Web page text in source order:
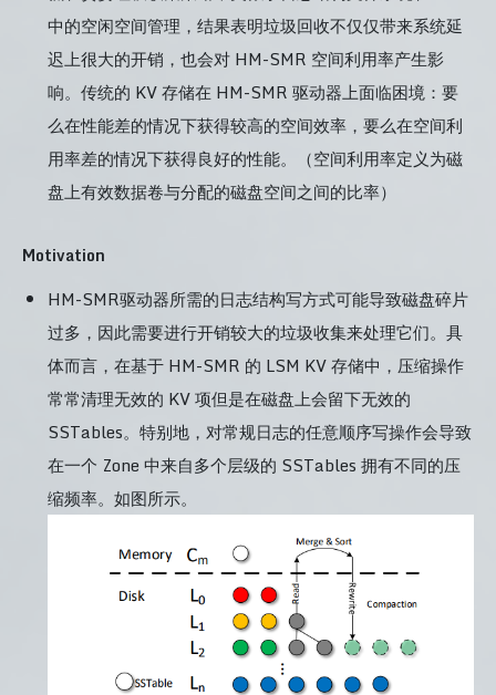
中的空闲空间管理，结果表明垃圾回收不仅仅带来系统延
迟上很大的开销，也会对 HM-SMR 空间利用率产生影
响。传统的 KV 存储在 HM-SMR 驱动器上面临困境：要
么在性能差的情况下获得较高的空间效率，要么在空间利
用率差的情况下获得良好的性能。（空间利用率定义为磁
盘上有效数据卷与分配的磁盘空间之间的比率）
Motivation
HM-SMR驱动器所需的日志结构写方式可能导致磁盘碎片
过多，因此需要进行开销较大的垃圾收集来处理它们。具
体而言，在基于 HM-SMR 的 LSM KV 存储中，压缩操作
常常清理无效的 KV 项但是在磁盘上会留下无效的
SSTables。特别地，对常规日志的任意顺序写操作会导致
在一个 Zone 中来自多个层级的 SSTables 拥有不同的压
缩频率。如图所示。